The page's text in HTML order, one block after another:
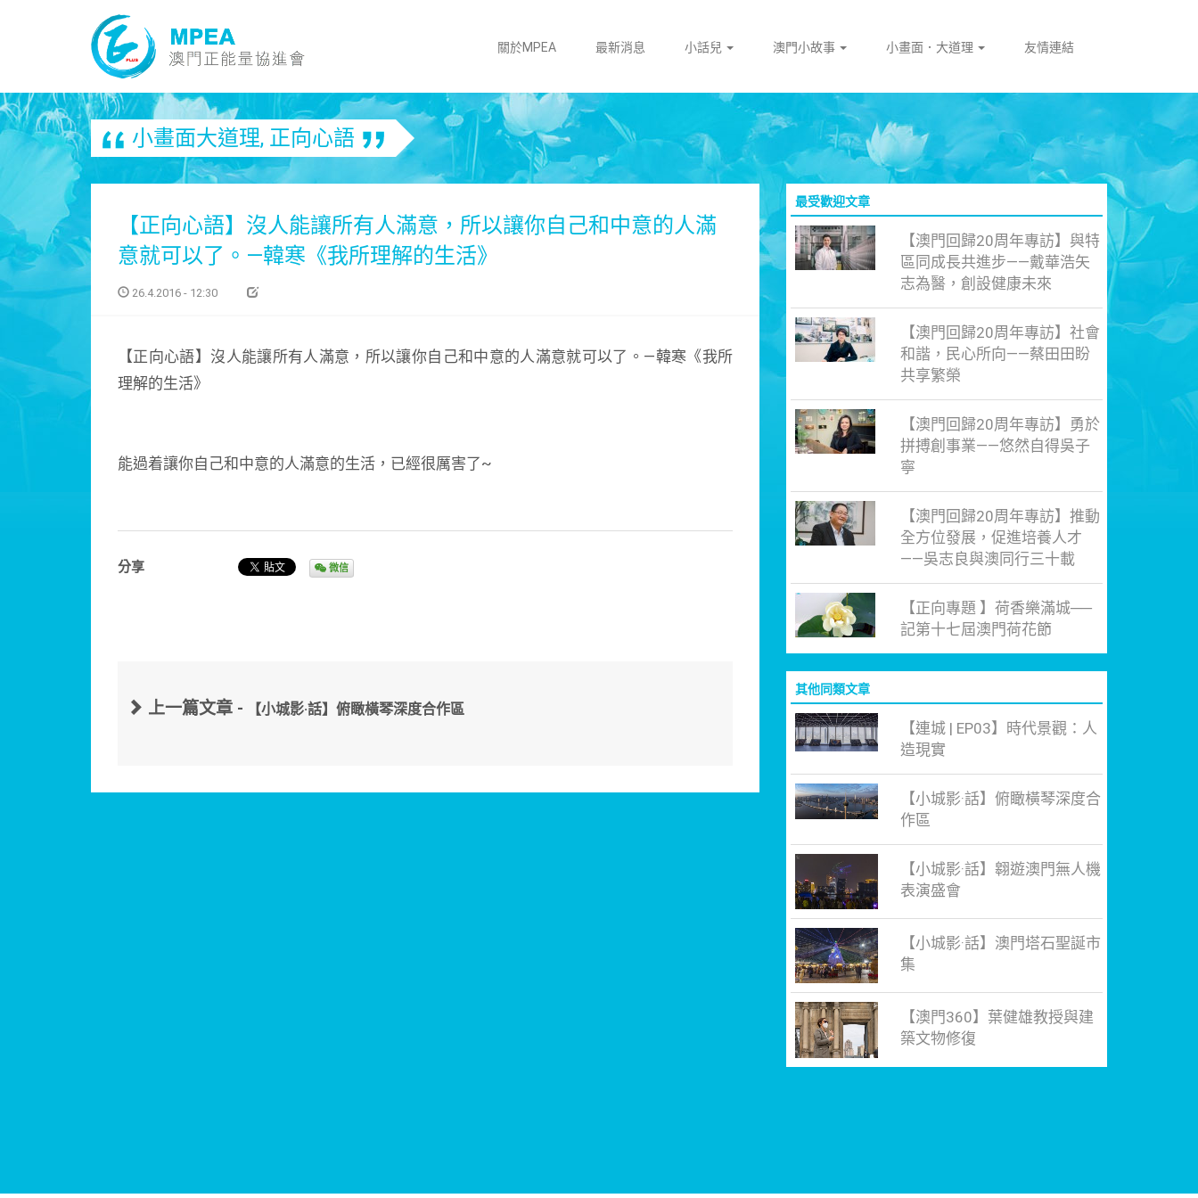
關於MPEA 最新消息 小話兒 澳門小故事 小畫面．大道理 友情連結
小畫面大道理, 正向心語
【正向心語】沒人能讓所有人滿意，所以讓你自己和中意的人滿
意就可以了。—韓寒《我所理解的生活》
26.4.2016 - 12:30
【正向心語】沒人能讓所有人滿意，所以讓你自己和中意的人滿意就可以了。—韓寒《我所
理解的生活》
能過着讓你自己和中意的人滿意的生活，已經很厲害了~
分享 微信
上一篇文章 - 【小城影·話】俯瞰橫琴深度合作區
最受歡迎文章
【澳門回歸20周年專訪】與特
區同成長共進步——戴華浩矢
志為醫，創設健康未來
【澳門回歸20周年專訪】社會
和諧，民心所向——蔡田田盼
共享繁榮
【澳門回歸20周年專訪】勇於
拼搏創事業——悠然自得吳子
寧
【澳門回歸20周年專訪】推動
全方位發展，促進培養人才
——吳志良與澳同行三十載
【正向專題 】荷香樂滿城──
記第十七屆澳門荷花節
其他同類文章
【連城 | EP03】時代景觀：人
造現實
【小城影·話】俯瞰橫琴深度合
作區
【小城影·話】翱遊澳門無人機
表演盛會
【小城影·話】澳門塔石聖誕市
集
【澳門360】葉健雄教授與建
築文物修復